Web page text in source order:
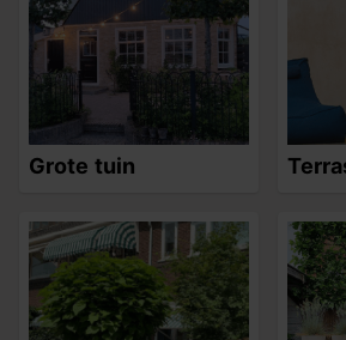
Grote tuin